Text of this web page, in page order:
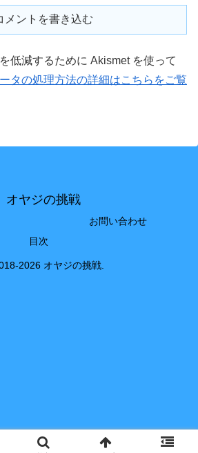
メントを書き込む
低減するために Akismet を使って
タの処理方法の詳細はこちらをご覧
オヤジの挑戦
お問い合わせ
目次
2026 オヤジの挑戦.